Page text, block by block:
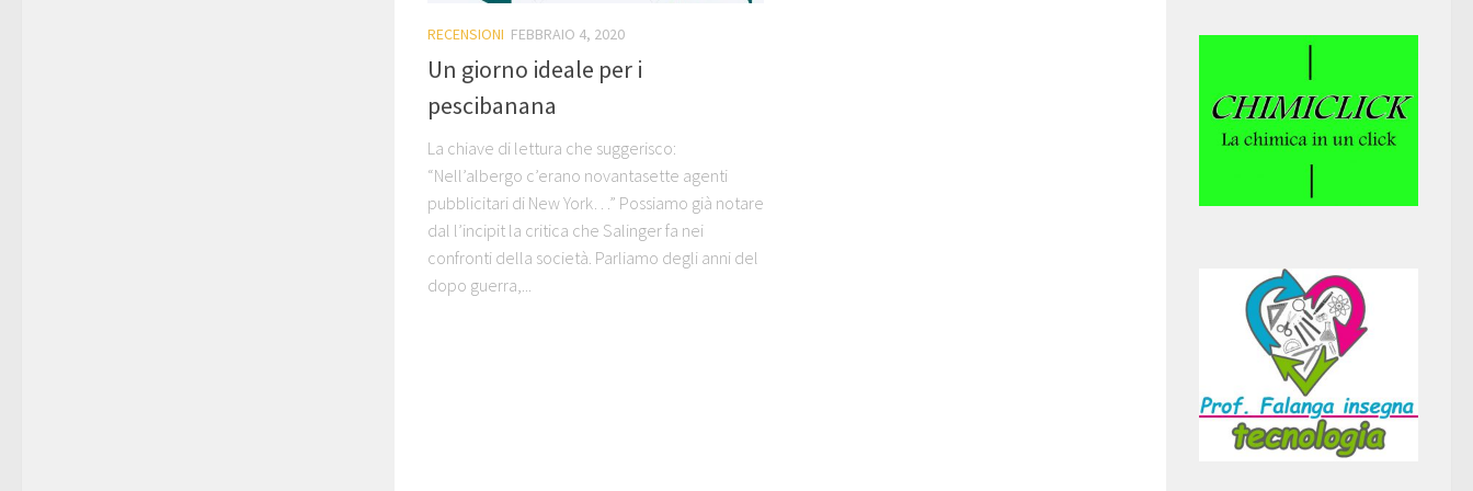
RECENSIONI FEBBRAIO 4, 2020
Un giorno ideale per i
pescibanana
La chiave di lettura che suggerisco:
“Nell’albergo c’erano novantasette agenti
pubblicitari di New York…” Possiamo già notare
dal l’incipit la critica che Salinger fa nei
confronti della società. Parliamo degli anni del
dopo guerra,...